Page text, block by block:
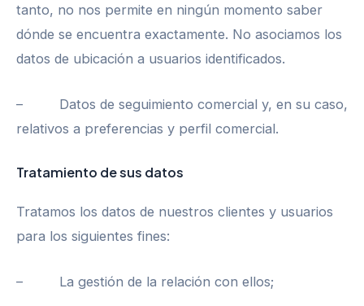
tanto, no nos permite en ningún momento saber
dónde se encuentra exactamente. No asociamos los
datos de ubicación a usuarios identificados.
– Datos de seguimiento comercial y, en su caso,
relativos a preferencias y perfil comercial.
Tratamiento de sus datos
Tratamos los datos de nuestros clientes y usuarios
para los siguientes fines:
– La gestión de la relación con ellos;